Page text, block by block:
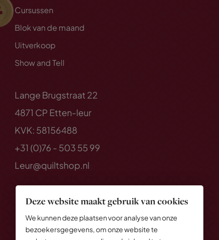
Deze website maakt gebruik van cookies
We kunnen deze plaatsen voor analyse van onze
bezoekersgegevens, om onze website te
Cursussen
Blok van de maand
Uitverkoop
Show and Tell
Lange Brugstraat 22
4871 CP Etten-leur
KVK: 58156488
+31 (0)76 - 503 55 99
Leur@quiltshop.nl